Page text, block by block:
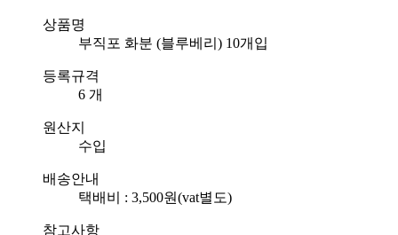
상품명
부직포 화분 (블루베리) 10개입
등록규격
6 개
원산지
수입
배송안내
택배비 : 3,500원(vat별도)
참고사항